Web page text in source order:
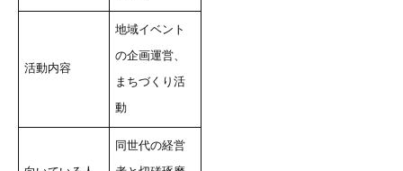
活動内容
地域イベント
の企画運営、
まちづくり活
動
同世代の経営